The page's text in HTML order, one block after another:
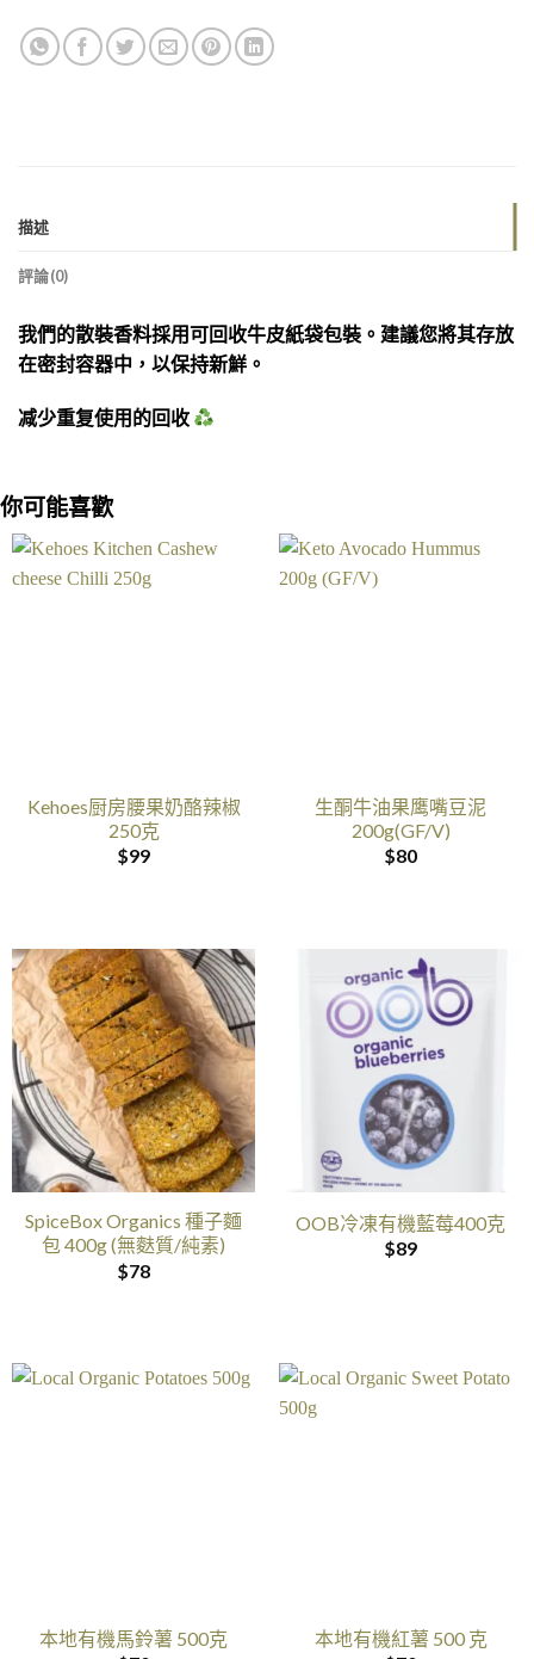
描述
評論(0)
我們的散裝香料採用可回收牛皮紙袋包裝。建議您將其存放
在密封容器中，以保持新鮮。
减少重复使用的回收
你可能喜歡
Kehoes厨房腰果奶酪辣椒
250克
$99
生酮牛油果鹰嘴豆泥
200g(GF/V)
$80
SpiceBox Organics 種子麵
包 400g (無麩質/純素)
$78
OOB冷凍有機藍莓400克
$89
本地有機馬鈴薯 500克
本地有機紅薯 500 克